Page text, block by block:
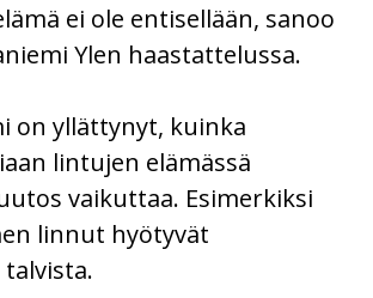
ei ole entisellään, sanoo
Ylen haastattelussa.
on yllättynyt, kuinka
lintujen elämässä
vaikuttaa. Esimerkiksi
linnut hyötyvät